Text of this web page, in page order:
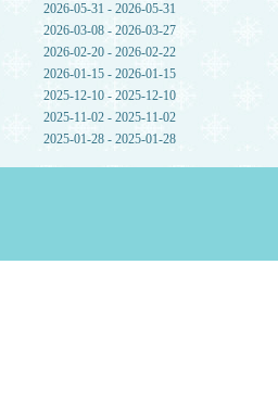
2026-05-31 - 2026-05-31
2026-03-08 - 2026-03-27
2026-02-20 - 2026-02-22
2026-01-15 - 2026-01-15
2025-12-10 - 2025-12-10
2025-11-02 - 2025-11-02
2025-01-28 - 2025-01-28